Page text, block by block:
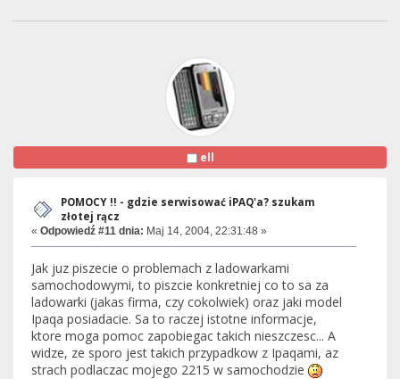
ell
POMOCY !! - gdzie serwisować iPAQ'a? szukam
złotej rącz
« Odpowiedź #11 dnia: Maj 14, 2004, 22:31:48 »
Jak juz piszecie o problemach z ladowarkami
samochodowymi, to piszcie konkretniej co to sa za
ladowarki (jakas firma, czy cokolwiek) oraz jaki model
Ipaqa posiadacie. Sa to raczej istotne informacje,
ktore moga pomoc zapobiegac takich nieszczesc... A
widze, ze sporo jest takich przypadkow z Ipaqami, az
strach podlaczac mojego 2215 w samochodzie